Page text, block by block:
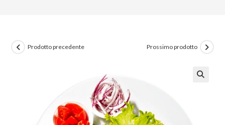
Prodotto precedente Prossimo prodotto